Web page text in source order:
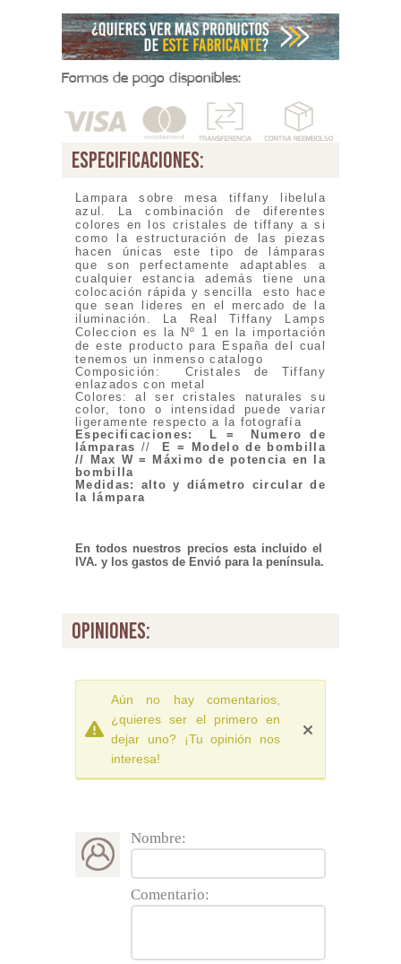
Formas de pago disponibles:
especificaciones:
Lampara sobre mesa tiffany libelula
azul. La combinación de diferentes
colores en los cristales de tiffany a si
como la estructuración de las piezas
hacen únicas este tipo de lámparas
que son perfectamente adaptables a
cualquier estancia además tiene una
colocación rápida y sencilla esto hace
que sean lideres en el mercado de la
iluminación. La Real Tiffany Lamps
Coleccion es la Nº 1 en la importación
de este producto para España del cual
tenemos un inmenso catalogo
Composición: Cristales de Tiffany
enlazados con metal
Colores: al ser cristales naturales su
color, tono o intensidad puede variar
ligeramente respecto a la fotografía
Especificaciones:
L = Numero de
lámparas//
E = Modelo de bombilla
// Max W = Máximo de potencia en la
bombilla
Medidas: alto y diámetro circular de
la lámpara
En todos nuestros precios esta incluido el
IVA. y los gastos de Envió para la península.
opiniones:
Aún no hay comentarios,
¿quieres ser el primero en
dejar uno? ¡Tu opinión nos
interesa!
Nombre:
Comentario: